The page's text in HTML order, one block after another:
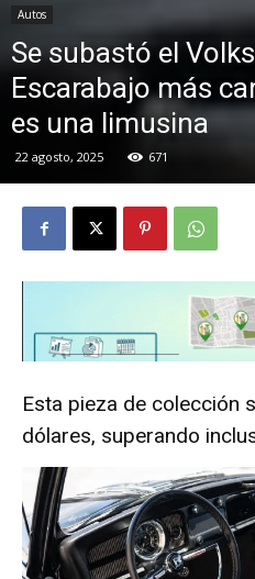
Autos
Se subastó el
Escarabajo más
es una limusina
22 agosto, 2025 671
Esta pieza de colección
dólares, superando